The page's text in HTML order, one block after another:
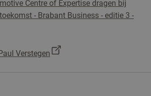
Centre of Expertise dragen bij
- Brabant Business - editie 3 -
Verstegen